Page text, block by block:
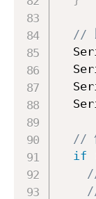
//
//
if